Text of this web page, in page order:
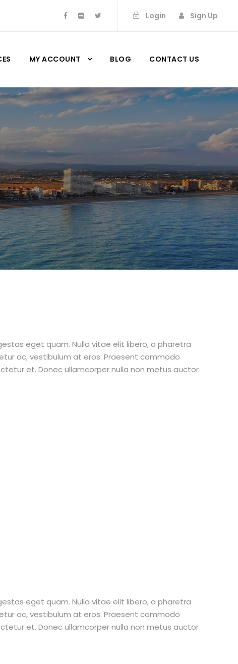
Login Sign Up
MY ACCOUNT BLOG CONTACT US
eget quam. Nulla vitae elit libero, a pharetra
ac, vestibulum at eros. Praesent commodo
et. Donec ullamcorper nulla non metus auctor
eget quam. Nulla vitae elit libero, a pharetra
ac, vestibulum at eros. Praesent commodo
et. Donec ullamcorper nulla non metus auctor